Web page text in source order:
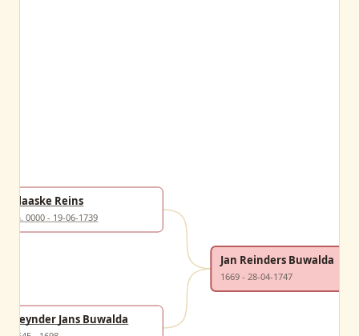
Claaske Reins
ca. 0000 - 19-06-1739
Reynder Jans Buwalda
Jan Reinders Buwalda
1669 - 28-04-1747